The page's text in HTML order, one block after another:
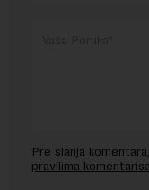
Pre slanja
pravilima